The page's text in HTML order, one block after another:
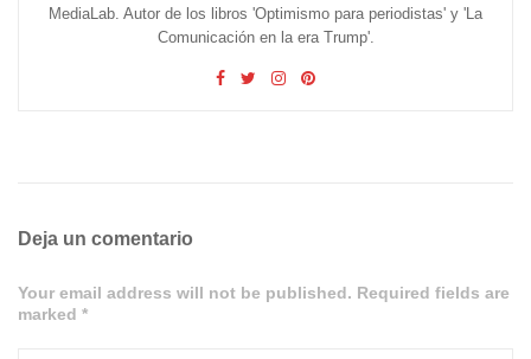
MediaLab. Autor de los libros 'Optimismo para periodistas' y 'La
Comunicación en la era Trump'.
Deja un comentario
Your email address will not be published. Required fields are
marked *